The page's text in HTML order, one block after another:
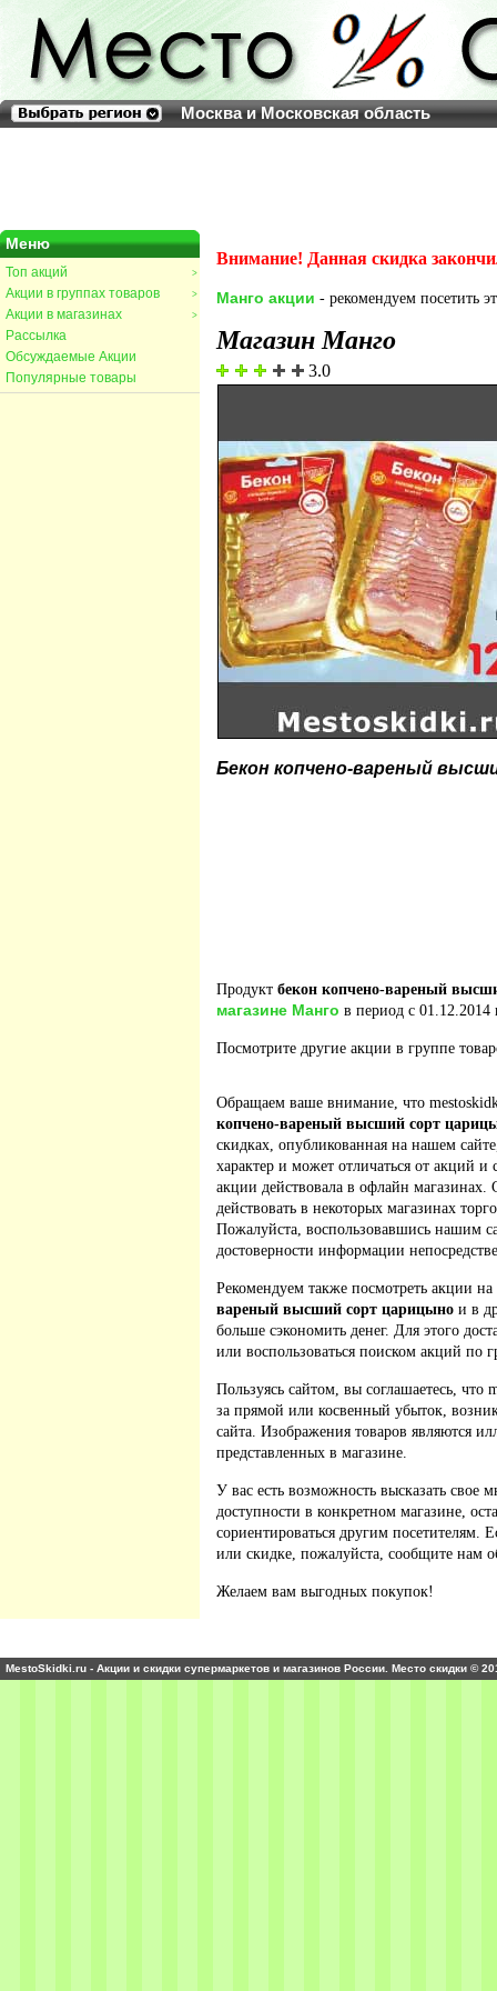
Москва и Московская область
Меню
>
Топ акций
>
Акции в группах товаров
>
Акции в магазинах
Рассылка
Обсуждаемые Акции
Популярные товары
Внимание! Данная скидка
Манго акции - рекомендуем посетить
Магазин Манго
3.0
Бекон копчено-вареный
Продукт бекон копчено-вареный
магазине Манго в период с
Посмотрите другие акции в группе
Обращаем ваше внимание, что
копчено-вареный высший сорт
скидках, опубликованная на нашем
характер и может отличаться от акций и
акции действовала в офлайн магазинах.
действовать в некоторых магазинах
Пожалуйста, воспользовавшись нашим
достоверности информации
Рекомендуем также посмотреть акции
вареный высший сорт царицыно и в
больше сэкономить денег. Для этого
или воспользоваться поиском акций по
Пользуясь сайтом, вы соглашаетесь, что
за прямой или косвенный убыток,
сайта. Изображения товаров являются
представленных в магазине.
У вас есть возможность высказать свое
доступности в конкретном магазине,
сориентироваться другим
или скидке, пожалуйста, сообщите нам
Желаем вам выгодных покупок!
MestoSkidki.ru - Акции и скидки супермаркетов и магазинов России. Место скидки ©